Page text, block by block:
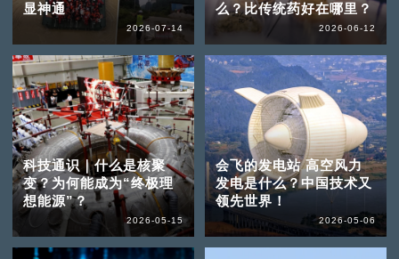
显神通
2026-07-14
么？比传统药好在哪里？
2026-06-12
科技通识｜什么是核聚
变？为何能成为“终极理
想能源”？
2026-05-15
会飞的发电站 高空风力
发电是什么？中国技术又
领先世界！
2026-05-06